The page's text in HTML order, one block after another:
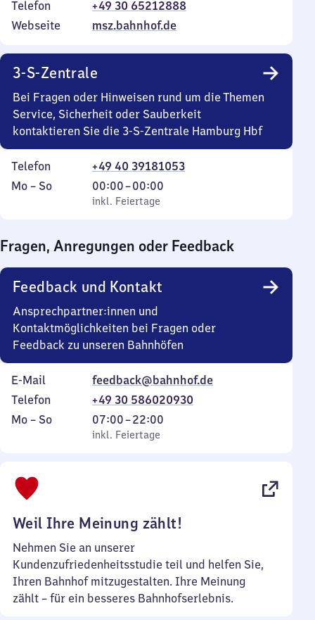
Telefon
+49 30 65212888
Webseite
msz.bahnhof.de
3-S-Zentrale
Bei Fragen oder Hinweisen rund um die Themen
Service, Sicherheit oder Sauberkeit
kontaktieren Sie die 3-S-Zentrale Hamburg Hbf
Telefon
+49 40 39181053
Montag
Mo – So,
inkl. Feiertage
00:00–00:00
Von
0
0
Uhr
inkl. Feiertage
Fragen, Anregungen oder Feedback
Feedback und Kontakt
Ansprechpartner:innen und
Kontaktmöglichkeiten bei Fragen oder
Feedback zu unseren Bahnhöfen
E-Mail
feedback@bahnhof.de
Telefon
+49 30 586020930
Montag
Mo – So,
inkl. Feiertage
07:00–22:00
Von
7
inkl. Feiertage
Weil Ihre Meinung zählt!
Nehmen Sie an unserer
Kundenzufriedenheitsstudie teil und helfen Sie,
Ihren Bahnhof mitzugestalten. Ihre Meinung
zählt – für ein besseres Bahnhofserlebnis.